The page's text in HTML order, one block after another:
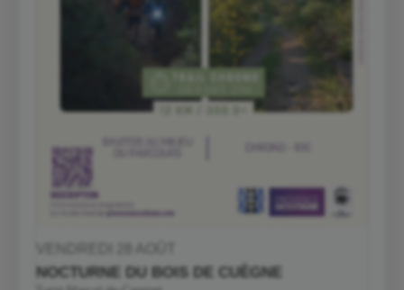
NOCTURNE DU BOIS DE CUÈGNE